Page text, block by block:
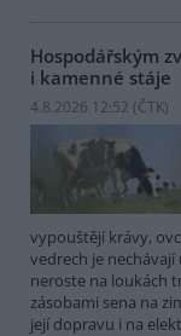
Hospodářským
i kamenné stáje
4.8.2026 12:52 (ČTK)
vypouštějí krávy,
vedrech je
neroste na loukách
zásobami sena na
její dopravu i na